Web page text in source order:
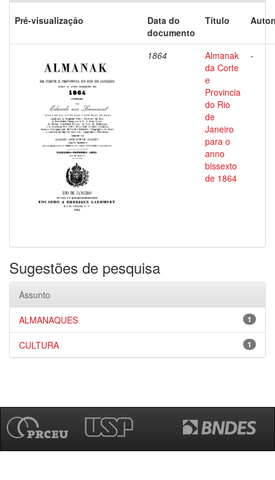
Pré-visualização
Data do
documento
Título
1864
Almanak
da Corte
e
Provincia
do Rio
de
Janeiro
para o
anno
bissexto
de 1864
-
Sugestões de pesquisa
Assunto
1
ALMANAQUES
1
CULTURA